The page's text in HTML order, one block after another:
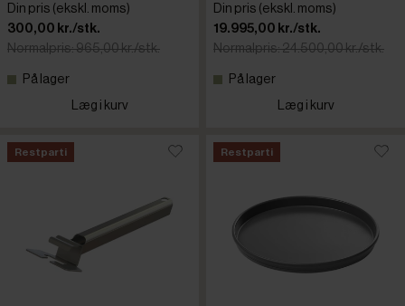
Din pris (ekskl. moms)
300,00 kr./stk.
Normalpris: 965,00 kr./stk.
På lager
Læg i kurv
Din pris (ekskl. moms)
19.995,00 kr./stk.
Normalpris: 24.500,00 kr./stk.
På lager
Læg i kurv
Restparti Restparti